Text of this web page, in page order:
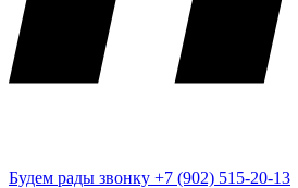
Будем рады звонку +7 (902) 515-20-13